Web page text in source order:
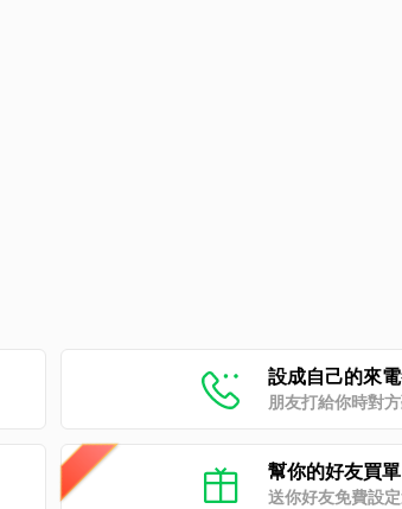
設成自己的來
朋友打給你時對
幫你的好友買單
送你好友免費設